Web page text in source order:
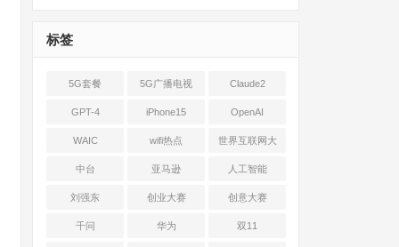
标签
5G套餐 5G广播电视 Claude2
GPT-4 iPhone15 OpenAI
WAIC wifi热点 世界互联网大
会
中台 亚马逊 人工智能
刘强东 创业大赛 创意大赛
千问 华为 双11